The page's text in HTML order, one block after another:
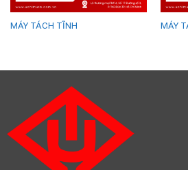
MÁY TÁCH TĨNH MÁY